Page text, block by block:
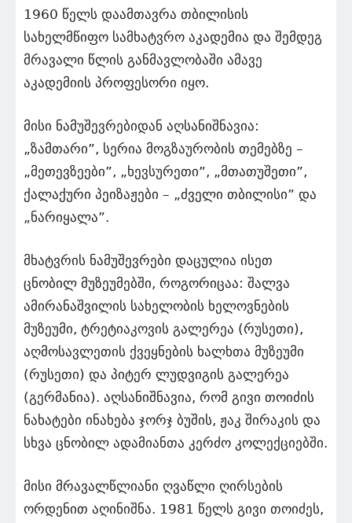
1960 წელს დაამთავრა თბილისის
სახელმწიფო სამხატვრო აკადემია და შემდეგ
მრავალი წლის განმავლობაში ამავე
აკადემიის პროფესორი იყო.
მისი ნამუშევრებიდან აღსანიშნავია:
„ზამთარი”, სერია მოგზაურობის თემებზე –
„მეთევზეები”, „ხევსურეთი”, „მთათუშეთი”,
ქალაქური პეიზაჟები – „ძველი თბილისი” და
„ნარიყალა”.
მხატვრის ნამუშევრები დაცულია ისეთ
ცნობილ მუზეუმებში, როგორიცაა: შალვა
ამირანაშვილის სახელობის ხელოვნების
მუზეუმი, ტრეტიაკოვის გალერეა (რუსეთი),
აღმოსავლეთის ქვეყნების ხალხთა მუზეუმი
(რუსეთი) და პიტერ ლუდვიგის გალერეა
(გერმანია). აღსანიშნავია, რომ გივი თოიძის
ნახატები ინახება ჯორჯ ბუშის, ჟაკ შირაკის და
სხვა ცნობილ ადამიანთა კერძო კოლექციებში.
მისი მრავალწლიანი ღვაწლი ღირსების
ორდენით აღინიშნა. 1981 წელს გივი თოიძეს,